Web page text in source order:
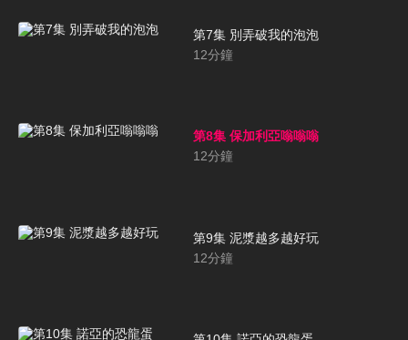
第7集 別弄破我的泡泡
12分鐘
第8集 保加利亞嗡嗡嗡
12分鐘
第9集 泥漿越多越好玩
12分鐘